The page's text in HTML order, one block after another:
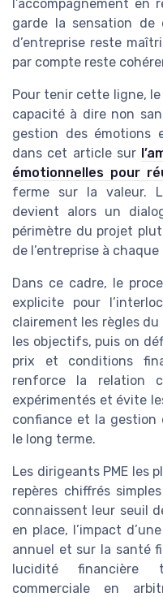
l’accompagnement en
garde la sensation de
d’entreprise reste
par compte reste
Pour tenir cette ligne,
capacité à dire non
gestion des émotions
dans cet article sur
émotionnelles pour
ferme sur la valeur.
devient alors un
périmètre du projet
de l’entreprise à
Dans ce cadre, le
explicite pour
clairement les règles
les objectifs, puis on
prix et conditions
renforce la relation
expérimentés et évite
confiance et la gestion
le long terme.
Les dirigeants PME les
repères chiffrés
connaissent leur seuil
en place, l’impact
annuel et sur la santé
lucidité financière
commerciale en